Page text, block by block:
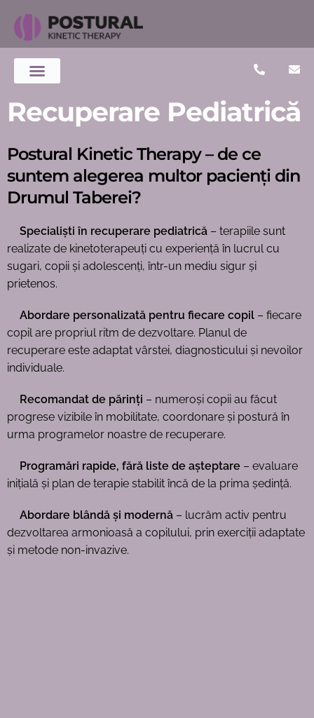
Recuperare Pediatrică
Postural Kinetic Therapy – de ce
suntem alegerea multor pacienți din
Drumul Taberei?
Specialiști în recuperare pediatrică – terapiile sunt
realizate de kinetoterapeuți cu experiență în lucrul cu
sugari, copii și adolescenți, într-un mediu sigur și
prietenos.
Abordare personalizată pentru fiecare copil – fiecare
copil are propriul ritm de dezvoltare. Planul de
recuperare este adaptat vârstei, diagnosticului și nevoilor
individuale.
Recomandat de părinți – numeroși copii au făcut
progrese vizibile în mobilitate, coordonare și postură în
urma programelor noastre de recuperare.
Programări rapide, fără liste de așteptare – evaluare
inițială și plan de terapie stabilit încă de la prima ședință.
Abordare blândă și modernă – lucrăm activ pentru
dezvoltarea armonioasă a copilului, prin exerciții adaptate
și metode non-invazive.